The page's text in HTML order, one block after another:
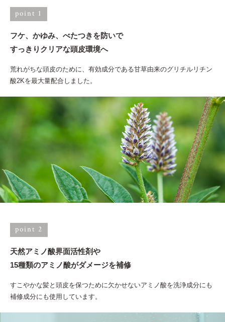
point 1
フケ、かゆみ、べたつきを防いで
すっきりクリアな頭皮環境へ
荒れがちな頭皮のために、有効成分である甘草由来のグリチルリチン
酸2Kを最大量配合しました。
point 2
天然アミノ酸界面活性剤や
15種類のアミノ酸がダメージを補修
すこやかな髪と頭皮を保つために欠かせないアミノ酸を洗浄成分にも
補修成分にも使用しています。